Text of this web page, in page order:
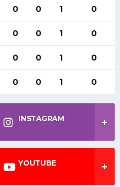
0 0 1 0
0 0 1 0
0 0 1 0
0 0 1 0
INSTAGRAM
YOUTUBE